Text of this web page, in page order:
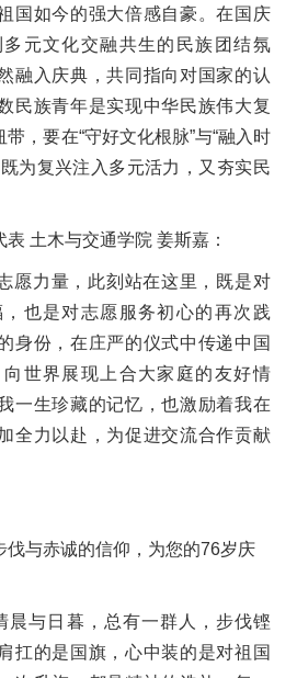
国如今的强大倍感自豪。在国庆
元文化交融共生的民族团结氛
融入庆典，共同指向对国家的认
民族青年是实现中华民族伟大复
，要在“守好文化根脉”与“融入时
为复兴注入多元活力，又夯实民
表 土木与交通学院姜斯嘉：
愿力量，此刻站在这里，既是对
也是对志愿服务初心的再次践
身份，在庄严的仪式中传递中国
世界展现上合大家庭的友好情
一生珍藏的记忆，也激励着我在
全力以赴，为促进交流合作贡献
伐与赤诚的信仰，为您的76岁庆
与日暮，总有一群人，步伐铿
扛的是国旗，心中装的是对祖国